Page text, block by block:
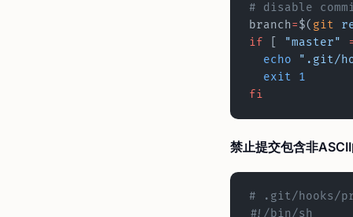
# disable
branch=$( git
if
"master"
  echo
".git/
  exit
1
fi
禁止提交包含非
# .git/hooks/
#!/bin/sh